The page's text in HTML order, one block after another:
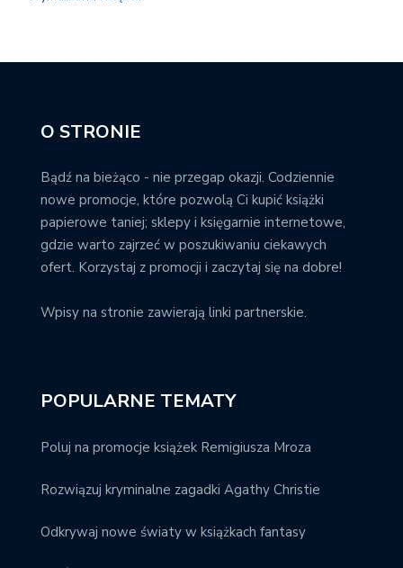
O STRONIE
Bądź na bieżąco - nie przegap okazji. Codziennie
nowe promocje, które pozwolą Ci kupić książki
papierowe taniej; sklepy i księgarnie internetowe,
gdzie warto zajrzeć w poszukiwaniu ciekawych
ofert. Korzystaj z promocji i zaczytaj się na dobre!
Wpisy na stronie zawierają linki partnerskie.
POPULARNE TEMATY
Poluj na promocje książek Remigiusza Mroza
Rozwiązuj kryminalne zagadki Agathy Christie
Odkrywaj nowe światy w książkach fantasy